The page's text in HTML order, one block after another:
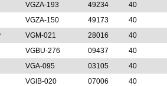
VGZA-193 49234 40
VGZA-150 49173 40
VGM-021 28016 40
VGBU-276 09437 40
VGA-095 03105 40
VGIB-020 07006 40